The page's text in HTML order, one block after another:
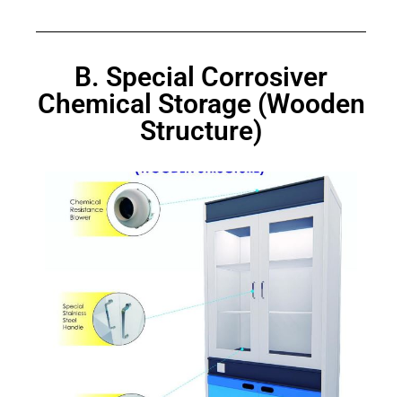
B. Special Corrosiver
Chemical Storage (Wooden
Structure)